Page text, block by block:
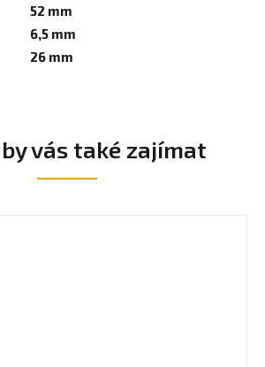
52 mm
6,5 mm
26 mm
vás také zajímat